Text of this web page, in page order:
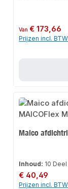
Normale prijs:
Van€ 173,66
Prijzen incl.
Maico
Inhoud: 10 Deel
Normale prijs:
€ 40,49
Prijzen incl.